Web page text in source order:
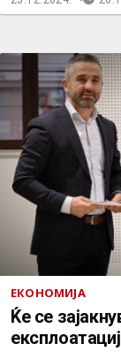
ЕКОНОМИЈА
Ќе се